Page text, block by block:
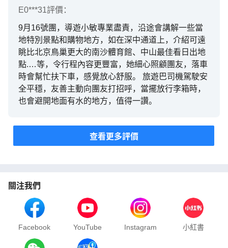
E0***31評價：
9月16號團，導遊小敏專業盡責，沿途會講解一些當
地特別景點和購物地方，如在深中通道上，介紹可遠
眺比北京鳥巢更大的南沙體育館、中山最佳看日出地
點.…等，令行程內容更豐富，她細心照顧團友，落車
時會幫忙扶下車，感覺放心舒服。 旅遊巴司機駕駛安
全平穩，友善主動向團友打招呼，當擺放行李箱時，
也會避開地面有水的地方，值得一讚。
查看更多評價
關注我們
Facebook YouTube Instagram 小紅書